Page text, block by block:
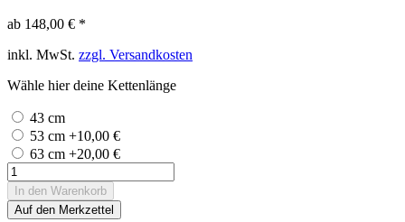
ab 148,00 € *
inkl. MwSt. zzgl. Versandkosten
Wähle hier deine Kettenlänge
43 cm
53 cm +10,00 €
63 cm +20,00 €
In den Warenkorb
Auf den Merkzettel